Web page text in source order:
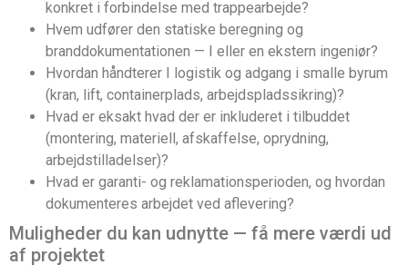
konkret i forbindelse med trappearbejde?
Hvem udfører den statiske beregning og
branddokumentationen — I eller en ekstern ingeniør?
Hvordan håndterer I logistik og adgang i smalle byrum
(kran, lift, containerplads, arbejdspladssikring)?
Hvad er eksakt hvad der er inkluderet i tilbuddet
(montering, materiell, afskaffelse, oprydning,
arbejdstilladelser)?
Hvad er garanti- og reklamationsperioden, og hvordan
dokumenteres arbejdet ved aflevering?
Muligheder du kan udnytte — få mere værdi ud
af projektet